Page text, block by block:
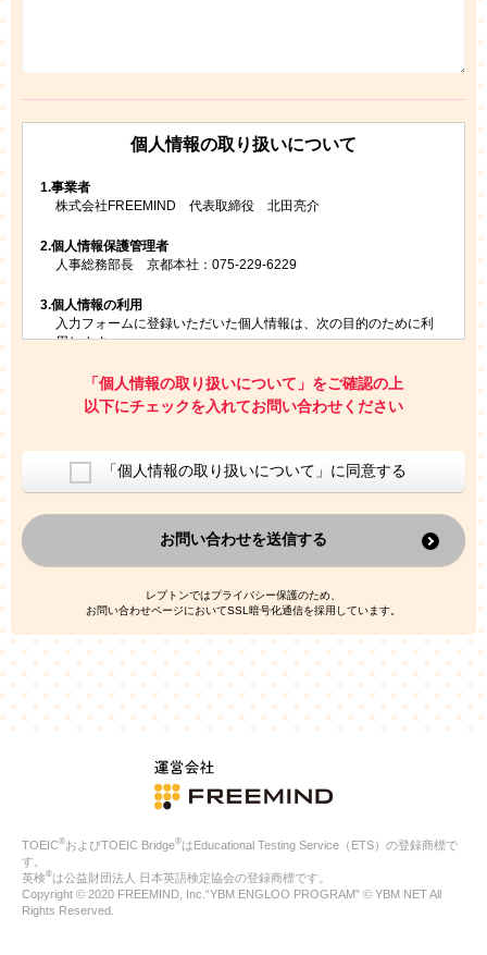
個人情報の取り扱いについて
1.事業者
株式会社FREEMIND 代表取締役 北田亮介
2.個人情報保護管理者
人事総務部長 京都本社：075-229-6229
3.個人情報の利用
入力フォームに登録いただいた個人情報は、次の目的のために利
用します。
お問い合わせにお答えするため
レプトンのキャンペーンや新商品（新サービス）、新規開講教
室等をご案内するため
ご利用者の個人情報を、本人が特定されないデータに不可逆変
換した上で、広告・宣伝・販売促進活動に役立てること
上記の利用目的のために第三者へ提供すること
なお、この利用目的を超えた個人情報の取扱いは行いません。ま
た、これ以外の目的で個人情報を利用することはありません。
人情報を、本人が特定されないデータに不可逆変換した上で第三
者広告配信事業者においてマッチングを行い、その結果に基づい
て広告を配信することがあります。第三者広告配信事業者が、こ
れらの情報を広告配信以外の目的で利用することはありません。
4.
個人情報の第三者への提供
当社は、次の場合を除き、ご本人の同意なしに個人情報を第三者
に提供することはありません。
ご本人の同意がある場合
法令に基づく場合
人の生命、身体または財産の保護のために必要がある場合であ
公衆衛生の向上または児童の健全な育成の推進のために特に必
合
特定した利用目的の達成に必要な範囲内において、個人情報の
「個人情報の取り扱いについて」をご確認の上
以下にチェックを入れてお問い合わせください
「個人情報の取り扱いについて」に同意する
お問い合わせを送信する
レプトンではプライバシー保護のため、
お問い合わせページにおいてSSL暗号化通信を採用しています。
TOEIC®およびTOEIC Bridge®はEducational Testing Service（ETS）の登録商標で
す。
英検®は公益財団法人 日本英語検定協会の登録商標です。
Copyright © 2020 FREEMIND, Inc.“YBM ENGLOO PROGRAM” © YBM NET All
Rights Reserved.